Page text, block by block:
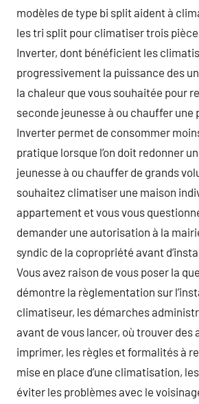
modèles de type bi split aident à
les tri split pour climatiser trois
Inverter, dont bénéficient les
progressivement la puissance des
la chaleur que vous souhaitée pour
seconde jeunesse à ou chauffer une
Inverter permet de consommer
pratique lorsque l’on doit redonner
jeunesse à ou chauffer de grands
souhaitez climatiser une maison
appartement et vous vous
demander une autorisation à la
syndic de la copropriété avant
Vous avez raison de vous poser la
démontre la règlementation sur
climatiseur, les démarches
avant de vous lancer, où trouver des
imprimer, les règles et formalités à
mise en place d’une climatisation,
éviter les problèmes avec le